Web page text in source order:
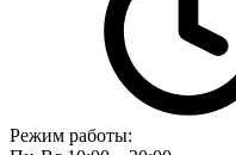
Режим работы: